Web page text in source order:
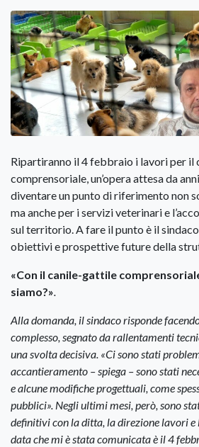
Ripartiranno il 4 febbraio i lavori per il
comprensoriale, un’opera attesa da
diventare un punto di riferimento non
ma anche per i servizi veterinari e
sul territorio. A fare il punto è il
obiettivi e prospettive future della
«Con il canile-gattile
siamo?».
Alla domanda, il sindaco risponde
complesso, segnato da rallentamenti
una svolta decisiva. «Ci sono stati
accantieramento – spiega – sono stati
e alcune modifiche progettuali, come
pubblici». Negli ultimi mesi, però, sono
definitivi con la ditta, la direzione lavori e
data che mi è stata comunicata è il 4